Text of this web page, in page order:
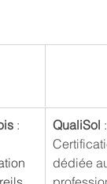
:
QualiSol :
dédiée